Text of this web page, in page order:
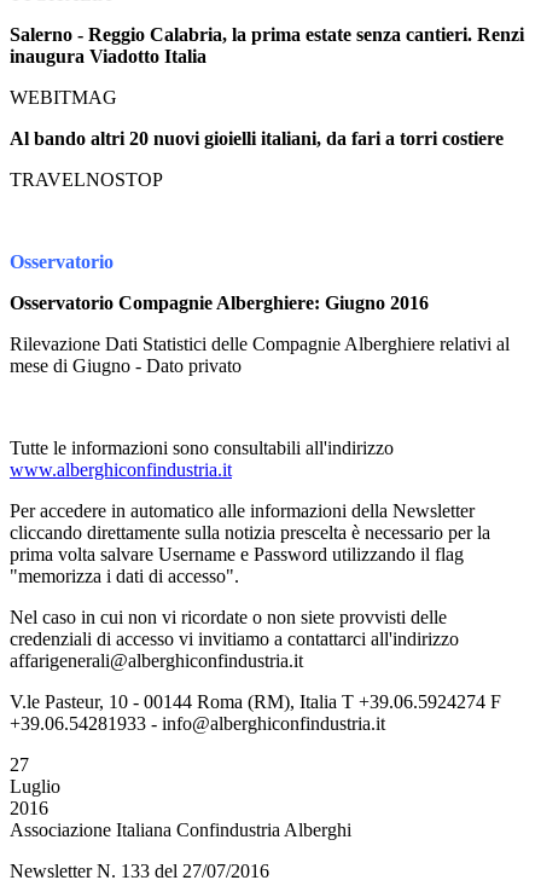
Salerno - Reggio Calabria, la prima estate senza cantieri. Renzi
inaugura Viadotto Italia
WEBITMAG
Al bando altri 20 nuovi gioielli italiani, da fari a torri costiere
TRAVELNOSTOP
Osservatorio
Osservatorio Compagnie Alberghiere: Giugno 2016
Rilevazione Dati Statistici delle Compagnie Alberghiere relativi al
mese di Giugno - Dato privato
Tutte le informazioni sono consultabili all'indirizzo
www.alberghiconfindustria.it
Per accedere in automatico alle informazioni della Newsletter
cliccando direttamente sulla notizia prescelta è necessario per la
prima volta salvare Username e Password utilizzando il flag
"memorizza i dati di accesso".
Nel caso in cui non vi ricordate o non siete provvisti delle
credenziali di accesso vi invitiamo a contattarci all'indirizzo
affarigenerali@alberghiconfindustria.it
V.le Pasteur, 10 - 00144 Roma (RM), Italia T +39.06.5924274 F
+39.06.54281933 - info@alberghiconfindustria.it
27
Luglio
2016
Associazione Italiana Confindustria Alberghi
Newsletter N. 133 del 27/07/2016